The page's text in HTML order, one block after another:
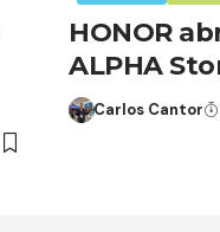
HONOR
ALPHA
Carlos Cantor